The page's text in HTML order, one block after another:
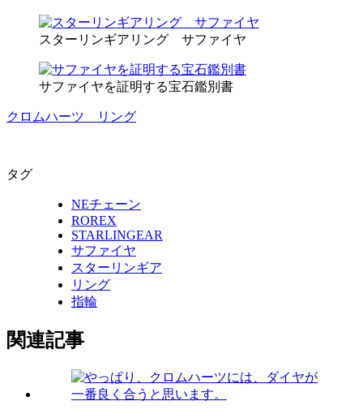
スターリンギアリング サファイヤ
サファイヤを証明する宝石鑑別書
クロムハーツ リング
タグ
NEチェーン
ROREX
STARLINGEAR
サファイヤ
スターリンギア
リング
指輪
関連記事